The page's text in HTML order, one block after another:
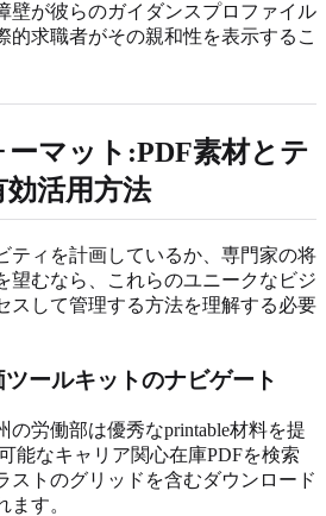
壁が彼らのガイダンスプロファイル
的求職者がその親和性を表示するこ
マット:PDF素材とテ
活用方法
ティを計画しているか、専門家の将
望むなら、これらのユニークなビジ
スして管理する方法を理解する必要
ールキットのナビゲート
の労働部は優秀なprintable材料を提
能なキャリア関心在庫PDFを検索
ストのグリッドを含むダウンロード
す。